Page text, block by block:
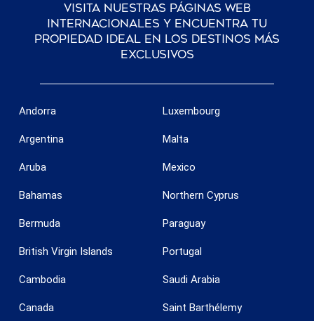
Visita nuestras páginas web
internacionales y encuentra tu
propiedad ideal en los destinos más
exclusivos
Andorra
Argentina
Aruba
Bahamas
Bermuda
British Virgin Islands
Cambodia
Canada
Luxembourg
Malta
Mexico
Northern Cyprus
Paraguay
Portugal
Saudi Arabia
Saint Barthélemy